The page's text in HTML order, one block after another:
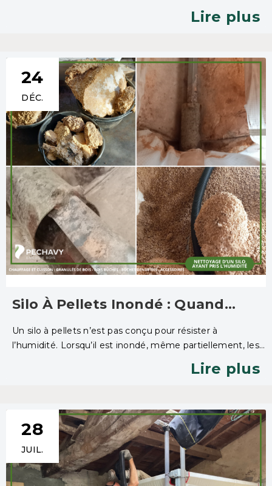
prévention des pannes et maintien d’un chauffage
performant. Nettoyage de silo à pellets à Vazerac (82) –
Lire plus
24
DÉC.
Silo À Pellets Inondé : Quand
Béton Et Déclenche Une
Nettoyage D'urgence
Un silo à pellets n’est pas conçu pour résister à
l’humidité. Lorsqu’il est inondé, même partiellement, les
conséquences peuvent être immédiates et coûteuses :
granulés inutilisables, équipements détériorés et arrêt
Lire plus
28
JUIL.